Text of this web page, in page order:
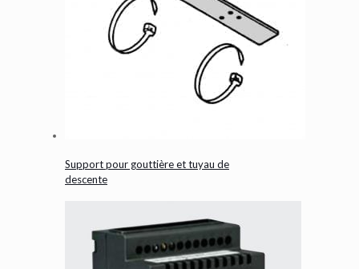
Support pour gouttière et tuyau de
descente